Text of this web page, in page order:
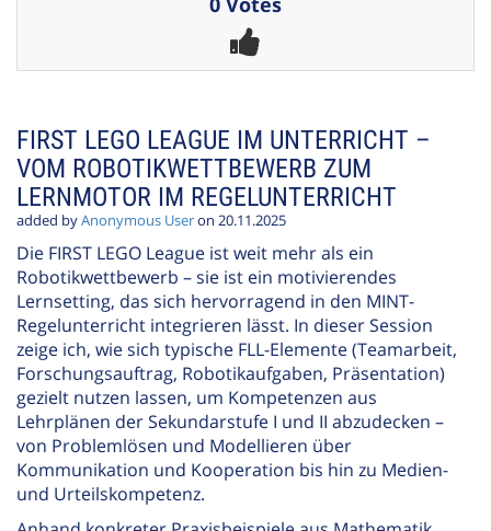
FIRST LEGO LEAGUE IM UNTERRICHT –
VOM ROBOTIKWETTBEWERB ZUM
LERNMOTOR IM REGELUNTERRICHT
added byAnonymous Useron 20.11.2025
Die FIRST LEGO League ist weit mehr als ein
Robotikwettbewerb – sie ist ein motivierendes
Lernsetting, das sich hervorragend in den MINT-
Regelunterricht integrieren lässt. In dieser Session
zeige ich, wie sich typische FLL-Elemente (Teamarbeit,
Forschungsauftrag, Robotikaufgaben, Präsentation)
gezielt nutzen lassen, um Kompetenzen aus
Lehrplänen der Sekundarstufe I und II abzudecken –
von Problemlösen und Modellieren über
Kommunikation und Kooperation bis hin zu Medien-
und Urteilskompetenz.